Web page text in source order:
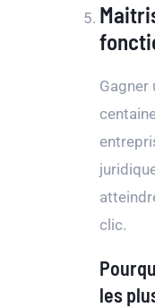
Gagner
clic.
les